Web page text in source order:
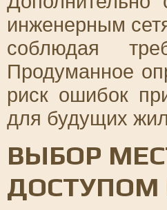
инженерным
соблюдая
Продуманное
риск ошибок
для будущих
ВЫБОР
ДОСТУПОМ